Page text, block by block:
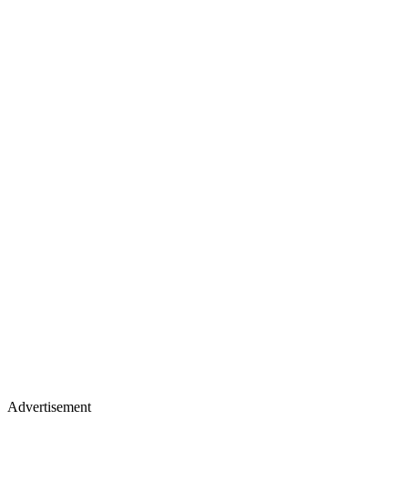
Advertisement